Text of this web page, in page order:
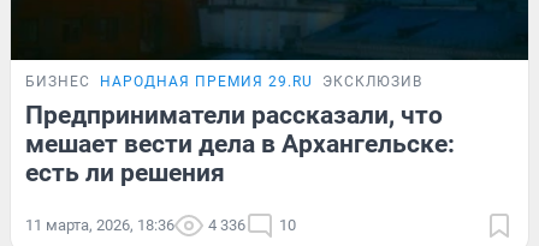
БИЗНЕС НАРОДНАЯ ПРЕМИЯ 29.RU ЭКСКЛЮЗИВ
Предприниматели рассказали, что
мешает вести дела в Архангельске:
есть ли решения
11 марта, 2026, 18:36 4 336 10